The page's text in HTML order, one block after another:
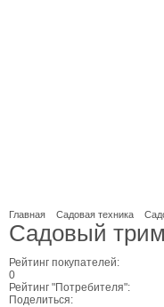
Главная Садовая техника
Садовый
Рейтинг покупателей:
0
Рейтинг "Потребителя":
Поделиться: